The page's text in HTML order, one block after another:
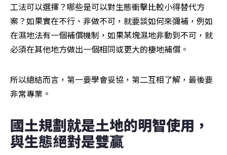
工法可以選擇？哪些是可以對生態衝擊比較小得替代方
案？如果實在不行、非做不可，就要談如何來彌補，例如
在濕地法有一個補償機制，如果某塊濕地非動到不可，就
必須在其他地方做出一個相同或更大的棲地補償。
所以總結而言，第一要學會妥協，第二互相了解，最後要
非常專業。
國土規劃就是土地的明智使用，
與生態絕對是雙贏